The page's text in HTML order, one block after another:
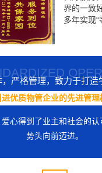
界的一致
多年实现“
严格管理，致力于打造
进优质物管企业的先进管理
心得到了业主和社会的
势头向前迈进。